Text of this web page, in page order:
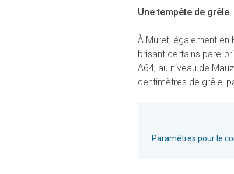
Une tempête de grêle
À Muret, également en
brisant certains pare-
A64, au niveau de
centimètres de grêle,
Paramètres pour le